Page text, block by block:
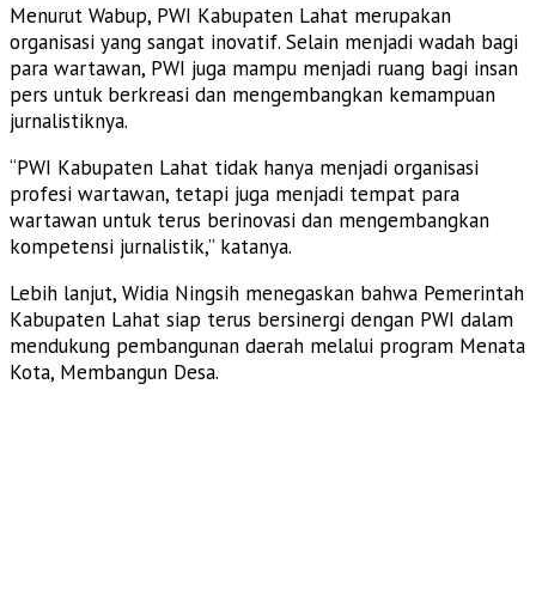
Menurut Wabup, PWI Kabupaten Lahat merupakan
organisasi yang sangat inovatif. Selain menjadi wadah bagi
para wartawan, PWI juga mampu menjadi ruang bagi insan
pers untuk berkreasi dan mengembangkan kemampuan
jurnalistiknya.
“PWI Kabupaten Lahat tidak hanya menjadi organisasi
profesi wartawan, tetapi juga menjadi tempat para
wartawan untuk terus berinovasi dan mengembangkan
kompetensi jurnalistik,” katanya.
Lebih lanjut, Widia Ningsih menegaskan bahwa Pemerintah
Kabupaten Lahat siap terus bersinergi dengan PWI dalam
mendukung pembangunan daerah melalui program Menata
Kota, Membangun Desa.